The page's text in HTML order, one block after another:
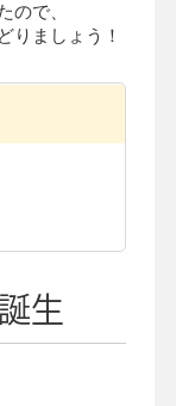
ので、
りましょう！
生